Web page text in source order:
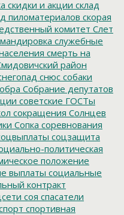
скидки и акции склад
пиломатериалов скорая
комитет Слет
служебные
смерть на
район
снюс собаки
Собрание депутатов
советские ГОСТы
сокращения Солнцев
Сопка соревнования
соцзащита
политическая
положение
выплаты социальные
контракт
соя спасатели
спортивная